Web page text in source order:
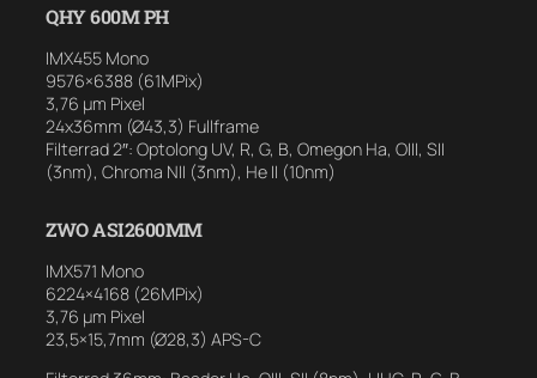
QHY 600M PH
IMX455 Mono
9576×6388 (61MPix)
3,76 µm Pixel
24x36mm (Ø43,3) Fullframe
Filterrad 2″: Optolong UV, R, G, B, Omegon Ha, OIII, SII
(3nm), Chroma NII (3nm), He II (10nm)
ZWO ASI2600MM
IMX571 Mono
6224×4168 (26MPix)
3,76 µm Pixel
23,5×15,7mm (Ø28,3) APS-C